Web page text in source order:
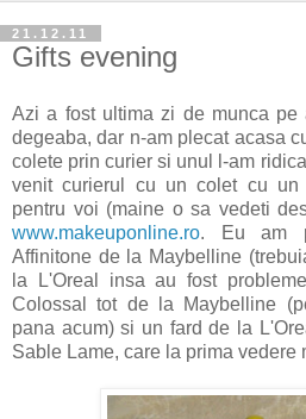
21.12.11
Gifts evening
Azi a fost ultima zi de munca
degeaba, dar n-am plecat acasa
colete prin curier si unul l-am
venit curierul cu un colet cu
pentru voi (maine o sa vedeti
www.makeuponline.ro. Eu am
Affinitone de la Maybelline
la L'Oreal insa au fost
Colossal tot de la Maybelline
pana acum) si un fard de la
Sable Lame, care la prima vedere